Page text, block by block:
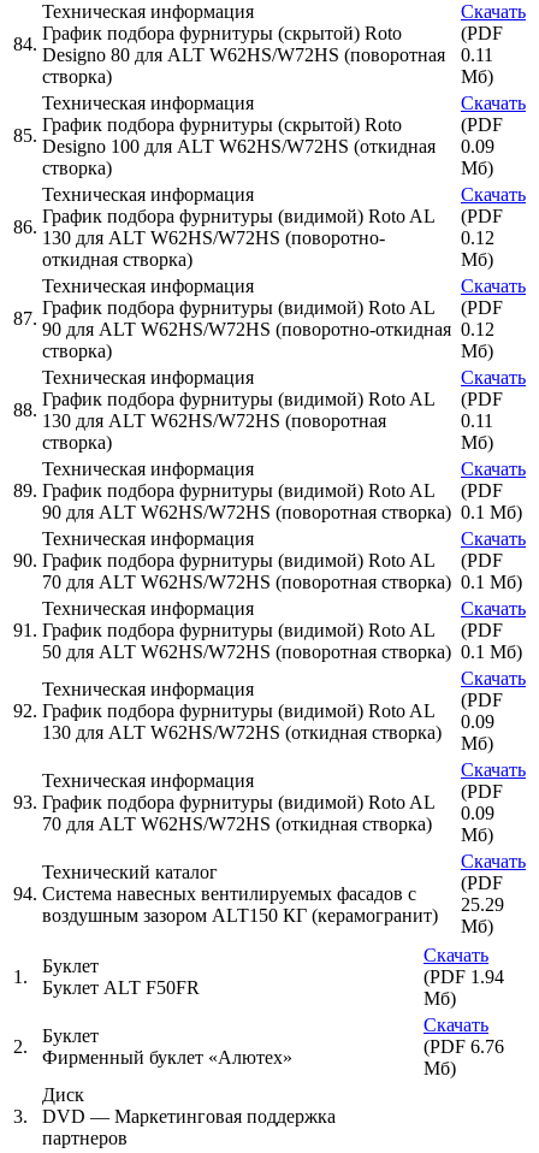
84.
Техническая информация
График подбора фурнитуры (скрытой) Roto
Designo 80 для ALT W62HS/W72HS (поворотная
створка)
Скачать
(PDF
0.11
Мб)
85.
Техническая информация
График подбора фурнитуры (скрытой) Roto
Designo 100 для ALT W62HS/W72HS (откидная
створка)
Скачать
(PDF
0.09
Мб)
86.
Техническая информация
График подбора фурнитуры (видимой) Roto AL
130 для ALT W62HS/W72HS (поворотно-
откидная створка)
Скачать
(PDF
0.12
Мб)
87.
Техническая информация
График подбора фурнитуры (видимой) Roto AL
90 для ALT W62HS/W72HS (поворотно-откидная
створка)
Скачать
(PDF
0.12
Мб)
88.
Техническая информация
График подбора фурнитуры (видимой) Roto AL
130 для ALT W62HS/W72HS (поворотная
створка)
Скачать
(PDF
0.11
Мб)
89.
Техническая информация
График подбора фурнитуры (видимой) Roto AL
90 для ALT W62HS/W72HS (поворотная створка)
Скачать
(PDF
0.1 Мб)
90.
Техническая информация
График подбора фурнитуры (видимой) Roto AL
70 для ALT W62HS/W72HS (поворотная створка)
Скачать
(PDF
0.1 Мб)
91.
Техническая информация
График подбора фурнитуры (видимой) Roto AL
50 для ALT W62HS/W72HS (поворотная створка)
Скачать
(PDF
0.1 Мб)
92.
Техническая информация
График подбора фурнитуры (видимой) Roto AL
130 для ALT W62HS/W72HS (откидная створка)
Скачать
(PDF
0.09
Мб)
93.
Техническая информация
График подбора фурнитуры (видимой) Roto AL
70 для ALT W62HS/W72HS (откидная створка)
Скачать
(PDF
0.09
Мб)
94.
Технический каталог
Система навесных вентилируемых фасадов с
воздушным зазором ALT150 КГ (керамогранит)
Скачать
(PDF
25.29
Мб)
1.
Буклет
Буклет ALT F50FR
Скачать
(PDF 1.94
Мб)
2.
Буклет
Фирменный буклет «Алютех»
Скачать
(PDF 6.76
Мб)
3.
Диск
DVD — Маркетинговая поддержка
партнеров